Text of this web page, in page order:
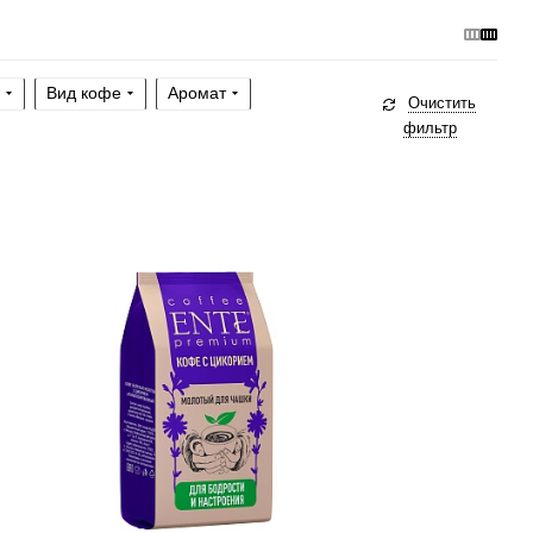
Вид кофе Аромат
Очистить
фильтр
Содержание арабики
100 %
кофе, цикорий
3 4 5 6
1/6
1
3 4 5 6
4/6
Плотность
1 2 3 4 5 6
5/6
1 2 3 4 5 6
3/6
цикорий молотый